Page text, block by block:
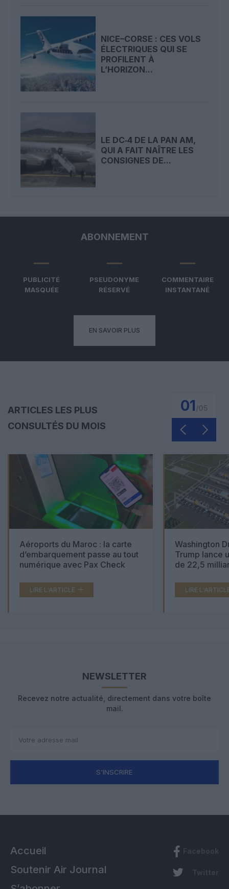
NICE–CORSE : CES VOLS
ÉLECTRIQUES QUI SE
PROFILENT À
L’HORIZON...
LE DC‑4 DE LA PAN AM,
QUI A FAIT NAÎTRE LES
CONSIGNES DE...
ABONNEMENT
PUBLICITÉ
MASQUÉE
PSEUDONYME
RÉSERVÉ
COMMENTAIRE
INSTANTANÉ
EN SAVOIR PLUS
ARTICLES LES PLUS
CONSULTÉS DU MOIS
01
Aéroports du Maroc : la carte
d’embarquement passe au tout
numérique avec Pax Check
LIRE L'ARTICLE
Washington
Trump lance
de 22,5
LIRE
NEWSLETTER
Recevez notre actualité, directement dans votre boîte
mail.
S'INSCRIRE
Accueil
Soutenir Air Journal